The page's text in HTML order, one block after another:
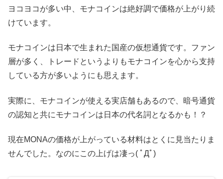
ヨコヨコが多い中、モナコインは絶好調で価格が上がり続
けています。
モナコインは日本で生まれた国産の仮想通貨です。ファン
層が多く、トレードというよりもモナコインを心から支持
している方が多いようにも思えます。
実際に、モナコインが使える実店舗もあるので、暗号通貨
の認知と共にモナコインは日本の代名詞となるかも！？
現在MONAの価格が上がっている材料はとくに見当たりま
せんでした。なのにこの上げは凄っ( ﾟДﾟ)